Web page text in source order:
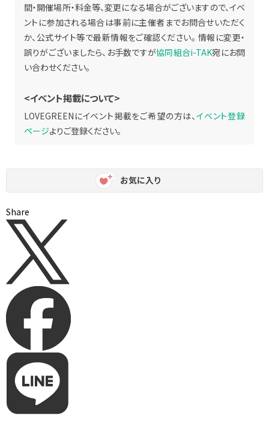
間・開催場所・料金等、変更になる場合がございますので、イベ
ントに参加される場合は事前に主催者までお問合せいただく
か、公式サイト等で最新情報をご確認ください。 情報に変更・
誤りがございましたら、お手数ですが協同組合i-TAK宛にお問
い合わせください。
<イベント掲載について>
LOVEGREENにイベント掲載をご希望の方は、 イベント登録
ページよりご登録ください。
お気に入り
Share